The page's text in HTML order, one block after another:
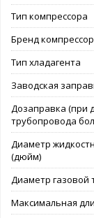
Тип компрессора
Бренд
Тип хладагента
Заводская
Дозаправка (при
трубопровода
Диаметр
(дюйм)
Диаметр
Максимальная